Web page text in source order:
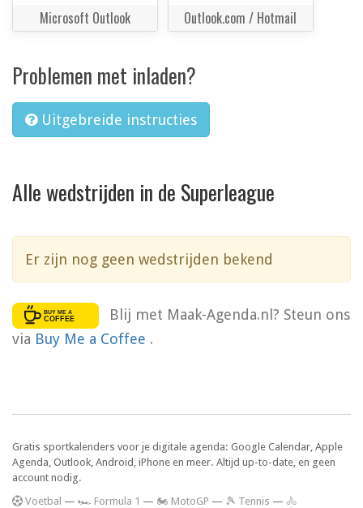
Microsoft Outlook Outlook.com / Hotmail
Problemen met inladen?
Uitgebreide instructies
Alle wedstrijden in de Superleague
Er zijn nog geen wedstrijden bekend
Blij met Maak-Agenda.nl? Steun ons
via Buy Me a Coffee .
Gratis sportkalenders voor je digitale agenda: Google Calendar, Apple
Agenda, Outlook, Android, iPhone en meer. Altijd up-to-date, en geen
account nodig.
Voetbal — 🏎️ Formula 1 — 🏍 MotoGP — 🎾 Tennis — 🚴